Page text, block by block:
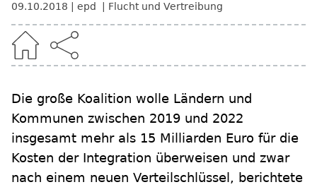
09.10.2018 epd Flucht und Vertreibung
Die große Koalition wolle Ländern und
Kommunen zwischen 2019 und 2022
insgesamt mehr als 15 Milliarden Euro für die
Kosten der Integration überweisen und zwar
nach einem neuen Verteilschlüssel, berichtete